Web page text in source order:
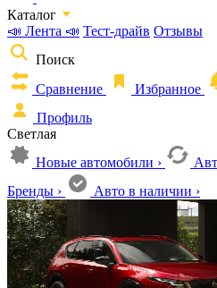
Каталог
📣 Лента 📣 Тест-драйв Отзывы
Поиск
Сравнение
Избранное
Профиль
Светлая
Новые автомобили ›
Бренды › Авто в наличии ›